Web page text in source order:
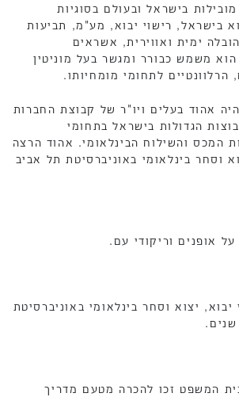
בישראל ובעולם בסוגיות
בישראל, רישוי יבוא, מע"מ, תביעות
ימית ואווירית, אשראים
הוא משמש כבורר ומגשר בעל מוניטין
הרלוונטיים לתחומי מומחיותו.
אהוד בעלים ויו"ר של קבוצת החברות
הגדולות בישראל בתחומי
המכס והשילוח הבינלאומי. אהוד הרצה
וסחר בינלאומי באוניברסיטת תל אביב
אופנים וריקודי עם.
יצוא וסחר בינלאומי באוניברסיטת
המשפט זכו להכרה מטעם מדריך